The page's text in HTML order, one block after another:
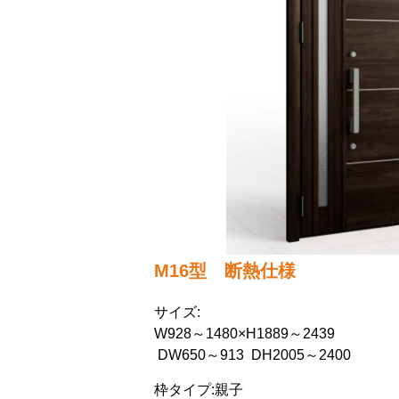
M16型 断熱仕様
サイズ:
W928～1480×H1889～2439
DW650～913 DH2005～2400
枠タイプ:親子